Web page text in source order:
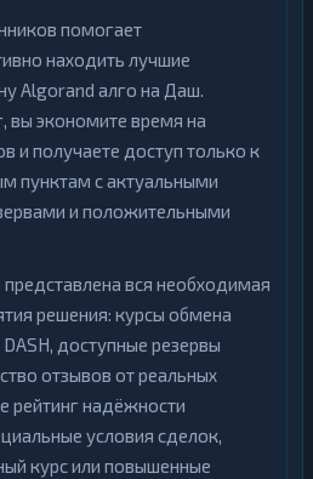
помогает
находить лучшие
Algorand алго на Даш.
вы экономите время на
и получаете доступ только к
пунктам с актуальными
и положительными
вся необходимая
решения: курсы обмена
доступные резервы
отзывов от реальных
рейтинг надёжности
условия сделок,
курс или повышенные